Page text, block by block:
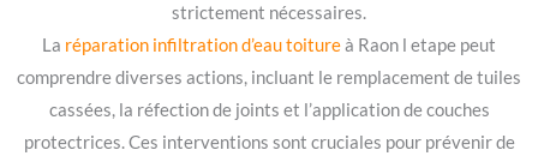
strictement nécessaires.
La réparation infiltration d’eau toitureà Raon l etape peut
comprendre diverses actions, incluant le remplacement de tuiles
cassées, la réfection de joints et l’application de couches
protectrices. Ces interventions sont cruciales pour prévenir de